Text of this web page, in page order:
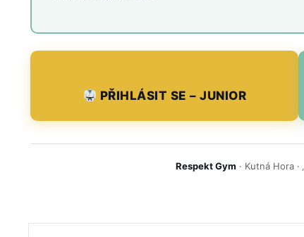
PŘIHLÁSIT SE – JUNIOR
Respekt Gym · Kutná Hora ·